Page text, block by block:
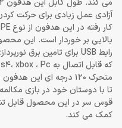
آزادی عمل زیادی برای حرکت
تا با دوستان خود در بازی
قوس سر در این محصول قابل
کمک می کند.